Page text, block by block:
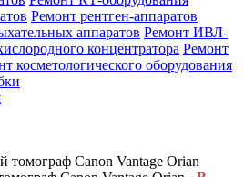
Ремонт рентген-аппаратов
аппаратов Ремонт ИВЛ-
концентратора Ремонт
косметологического оборудования